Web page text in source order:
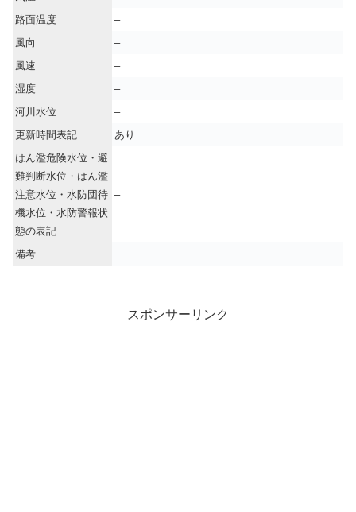
路面温度
–
風向
–
風速
–
湿度
–
河川水位
–
更新時間表記
あり
はん濫危険水位・避
難判断水位・はん濫
注意水位・水防団待
機水位・水防警報状
態の表記
–
備考
スポンサーリンク